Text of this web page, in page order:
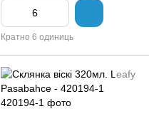
Кратно 6 одиниць